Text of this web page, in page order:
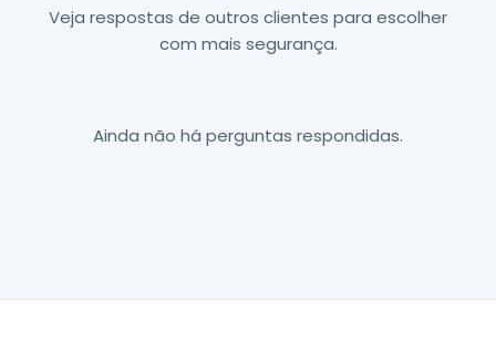
Veja respostas de outros clientes para escolher
com mais segurança.
Ainda não há perguntas respondidas.